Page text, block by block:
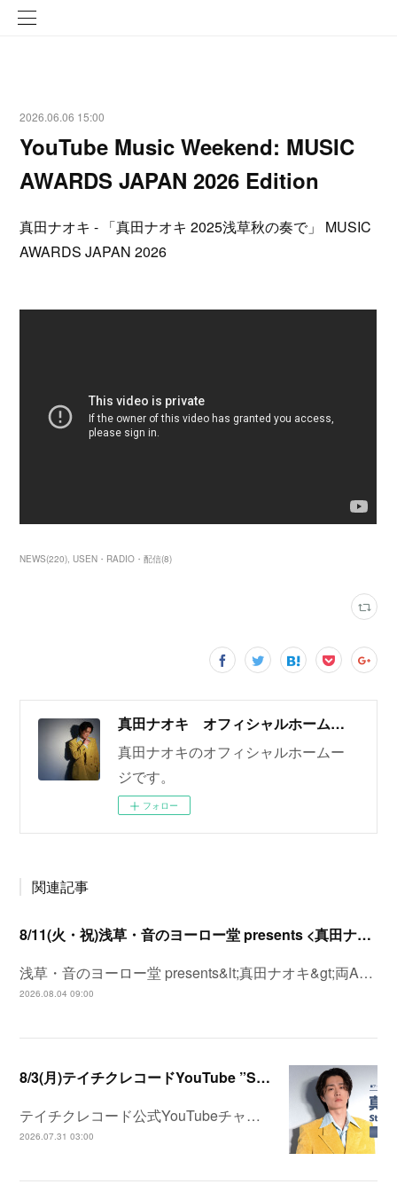
2026.06.06 15:00
YouTube Music Weekend: MUSIC
AWARDS JAPAN 2026 Edition
真田ナオキ - 「真田ナオキ 2025浅草秋の奏で」 MUSIC
AWARDS JAPAN 2026
NEWS(220) USEN・RADIO・配信(8)
真田ナオキ オフィシャルホームページ
真田ナオキのオフィシャルホームー
ジです。
フォロー
関連記事
8/11(火・祝)浅草・音のヨーロー堂 presents <真田ナオキ>両A面シングル「プルメリア ラプソディ / 陽が沈む前に…」発売記念 スペシャルイベント開催決定！
浅草・音のヨーロー堂 presents&lt;真田ナオキ&gt;両A…
2026.08.04 09:00
8/3(月)テイチクレコードYouTube ”Station”
テイチクレコード公式YouTubeチャ…
2026.07.31 03:00